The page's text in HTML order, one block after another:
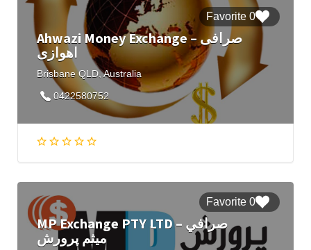
0 Favorite
Ahwazi Money Exchange – صرافی
اهوازی
Brisbane QLD, Australia
0422580752
0 Favorite
MP Exchange PTY LTD – صرافي
میثم پرورش